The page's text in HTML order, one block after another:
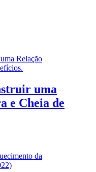
uma
e Cheia de